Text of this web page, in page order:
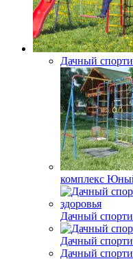
Дачный
комплекс
Дачный
Дачный
Дачный